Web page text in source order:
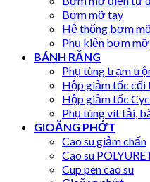
Bơm mỡ tay
Hệ thống bơm
Phụ kiện bơm mỡ
BÁNH RĂNG
Phụ tùng trạm
Hộp giảm tốc cối
Hộp giảm tốc
Phụ tùng vít tải,
GIOĂNG PHỚT
Cao su giảm chấn
Cao su
Cup pen cao su